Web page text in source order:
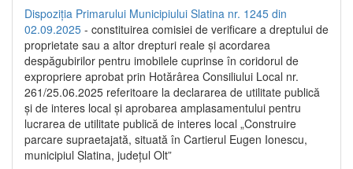
Dispoziția Primarului Municipiului Slatina nr. 1245 din
02.09.2025 - constituirea comisiei de verificare a dreptului de
proprietate sau a altor drepturi reale și acordarea
despăgubirilor pentru imobilele cuprinse în coridorul de
expropriere aprobat prin Hotărârea Consiliului Local nr.
261/25.06.2025 referitoare la declararea de utilitate publică
și de interes local și aprobarea amplasamentului pentru
lucrarea de utilitate publică de interes local „Construire
parcare supraetajată, situată în Cartierul Eugen Ionescu,
municipiul Slatina, județul Olt”